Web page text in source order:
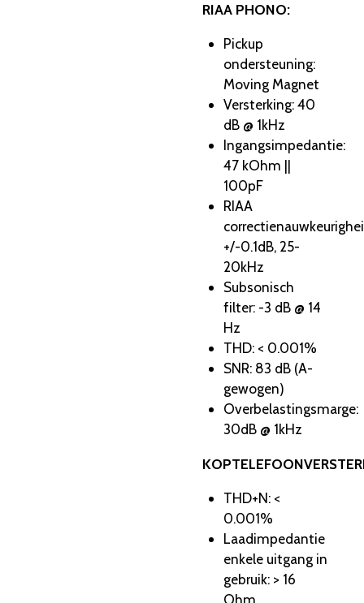
RIAA PHONO:
Pickup
ondersteuning:
Moving Magnet
Versterking: 40
dB @ 1kHz
Ingangsimpedantie:
47 kOhm ||
100pF
RIAA
+/-0.1dB, 25-
20kHz
Subsonisch
filter: -3 dB @ 14
Hz
THD: < 0.001%
SNR: 83 dB (A-
gewogen)
Overbelastingsmarge:
30dB @ 1kHz
THD+N: <
0.001%
Laadimpedantie
enkele uitgang in
gebruik: > 16
Ohm